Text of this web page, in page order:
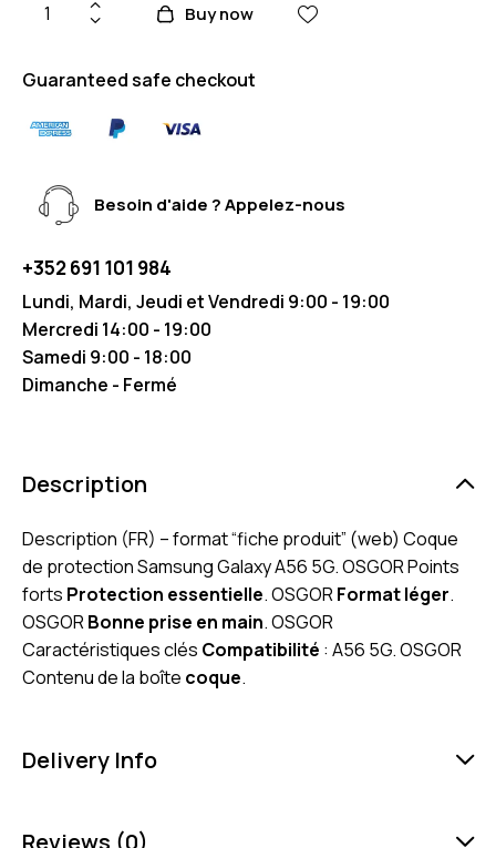
Buy now
Guaranteed safe checkout
Besoin d'aide ? Appelez-nous
+352 691 101 984
Lundi, Mardi, Jeudi et Vendredi 9:00 - 19:00
Mercredi 14:00 - 19:00
Samedi 9:00 - 18:00
Dimanche - Fermé
Description
Description (FR) – format “fiche produit” (web) Coque
de protection Samsung Galaxy A56 5G. OSGOR Points
forts Protection essentielle. OSGORFormat léger.
OSGORBonne prise en main. OSGOR
Caractéristiques clés Compatibilité : A56 5G. OSGOR
Contenu de la boîte coque.
Delivery Info
Reviews (0)